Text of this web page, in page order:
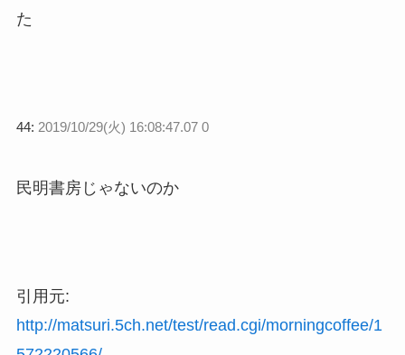
た
44: 2019/10/29(火) 16:08:47.07 0
民明書房じゃないのか
引用元:
http://matsuri.5ch.net/test/read.cgi/morningcoffee/1